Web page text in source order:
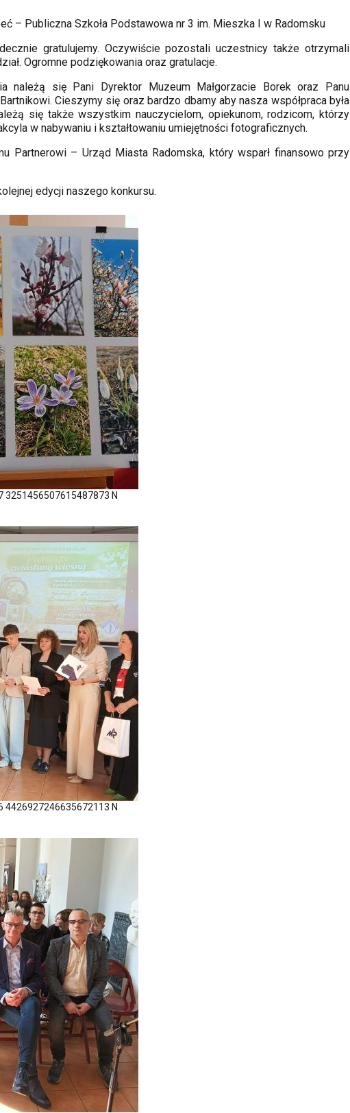
– Publiczna Szkoła Podstawowa nr 3 im. Mieszka I w Radomsku
gratulujemy. Oczywiście pozostali uczestnicy także otrzymali
Ogromne podziękowania oraz gratulacje.
należą się Pani Dyrektor Muzeum Małgorzacie Borek oraz Panu
Cieszymy się oraz bardzo dbamy aby nasza współpraca była
się także wszystkim nauczycielom, opiekunom, rodzicom, którzy
w nabywaniu i kształtowaniu umiejętności fotograficznych.
Partnerowi – Urząd Miasta Radomska, który wsparł finansowo przy
edycji naszego konkursu.
3251456507615487873 N
4426927246635672113 N